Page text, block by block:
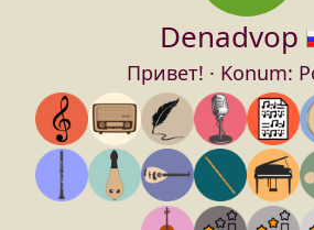
Denadvop
Привет! · Konum: